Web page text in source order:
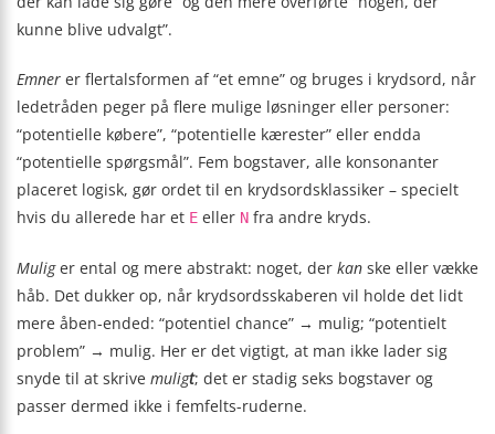
kunne blive udvalgt”.
Emner er flertalsformen af “et emne” og bruges i krydsord, når
ledetråden peger på flere mulige løsninger eller personer:
“potentielle købere”, “potentielle kærester” eller endda
“potentielle spørgsmål”. Fem bogstaver, alle konsonanter
placeret logisk, gør ordet til en krydsordsklassiker – specielt
hvis du allerede har et E eller N fra andre kryds.
Muliger ental og mere abstrakt: noget, der kan ske eller vække
håb. Det dukker op, når krydsordsskaberen vil holde det lidt
mere åben-ended: “potentiel chance” → mulig; “potentielt
problem” → mulig. Her er det vigtigt, at man ikke lader sig
snyde til at skrive muligt; det er stadig seks bogstaver og
passer dermed ikke i femfelts-ruderne.